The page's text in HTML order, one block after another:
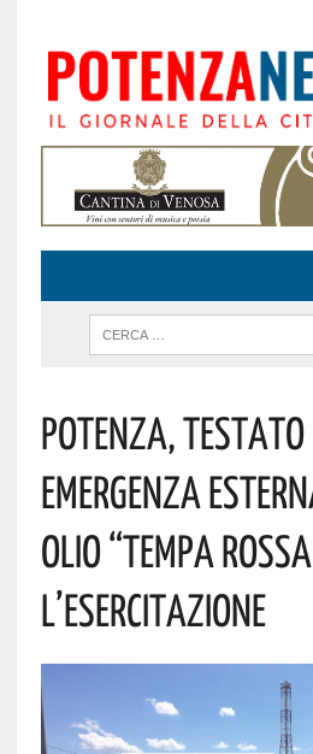
Potenza, Testato
Emergenza
Olio “Tempa
L’esercitazione